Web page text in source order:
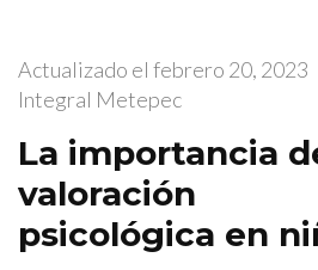
Actualizado el febrero 20, 2023
Integral Metepec
La importancia
valoración
psicológica en